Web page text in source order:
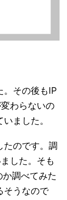
。その後もIP
わらないの
ました。
たのです。調
した。そも
調べてみた
そうなので